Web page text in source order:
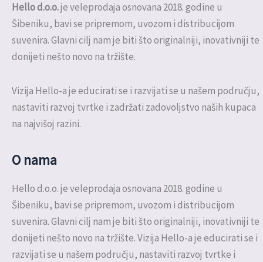
Hello d.o.o.je veleprodaja osnovana 2018. godine u
Šibeniku, bavi se pripremom, uvozom i distribucijom
suvenira. Glavni cilj nam je biti što originalniji, inovativniji te
donijeti nešto novo na tržište.
Vizija Hello-a je educirati se i razvijati se u našem području,
nastaviti razvoj tvrtke i zadržati zadovoljstvo naših kupaca
na najvišoj razini.
O nama
Hello d.o.o. je veleprodaja osnovana 2018. godine u
Šibeniku, bavi se pripremom, uvozom i distribucijom
suvenira. Glavni cilj nam je biti što originalniji, inovativniji te
donijeti nešto novo na tržište. Vizija Hello-a je educirati se i
razvijati se u našem području, nastaviti razvoj tvrtke i